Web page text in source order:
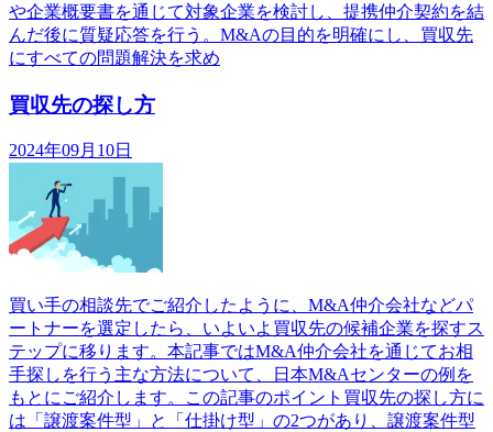
や企業概要書を通じて対象企業を検討し、提携仲介契約を結
んだ後に質疑応答を行う。M&Aの目的を明確にし、買収先
にすべての問題解決を求め
買収先の探し方
2024年09月10日
買い手の相談先でご紹介したように、M&A仲介会社などパ
ートナーを選定したら、いよいよ買収先の候補企業を探すス
テップに移ります。本記事ではM&A仲介会社を通じてお相
手探しを行う主な方法について、日本M&Aセンターの例を
もとにご紹介します。この記事のポイント買収先の探し方に
は「譲渡案件型」と「仕掛け型」の2つがあり、譲渡案件型